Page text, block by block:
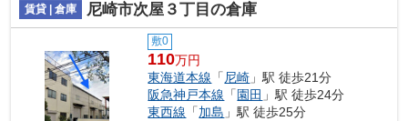
賃貸 | 倉庫 尼崎市次屋３丁目の倉庫
敷0
110万円
東海道本線 「 尼崎 」駅 徒歩21分
阪急神戸本線 「園田 」駅 徒歩24分
東西線 「加島 」駅 徒歩25分